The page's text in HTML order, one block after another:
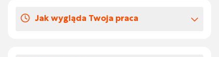
5 powodów, dla których warto do nas
Jak wygląda Twoja praca